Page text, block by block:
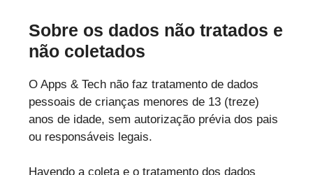
Sobre os dados não tratados e
não coletados
O Apps & Tech não faz tratamento de dados
pessoais de crianças menores de 13 (treze)
anos de idade, sem autorização prévia dos pais
ou responsáveis legais.
Havendo a coleta e o tratamento dos dados